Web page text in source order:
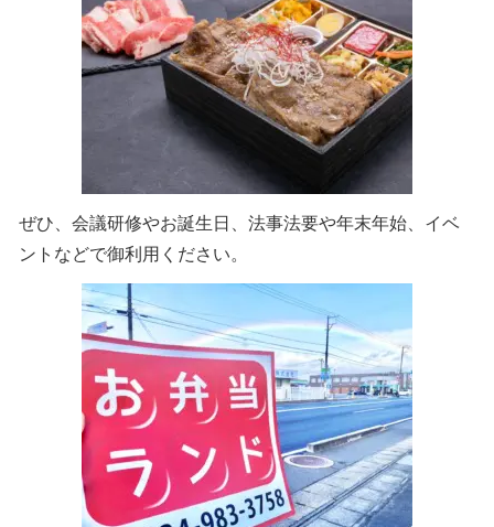
ぜひ、会議研修やお誕生日、法事法要や年末年始、イベ
ントなどで御利用ください。